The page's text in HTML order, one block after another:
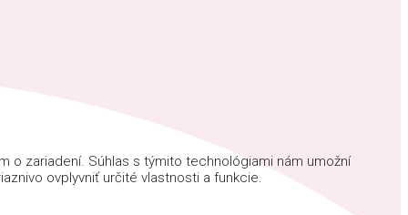
o zariadení. Súhlas s týmito technológiami nám umožní
ovplyvniť určité vlastnosti a funkcie.